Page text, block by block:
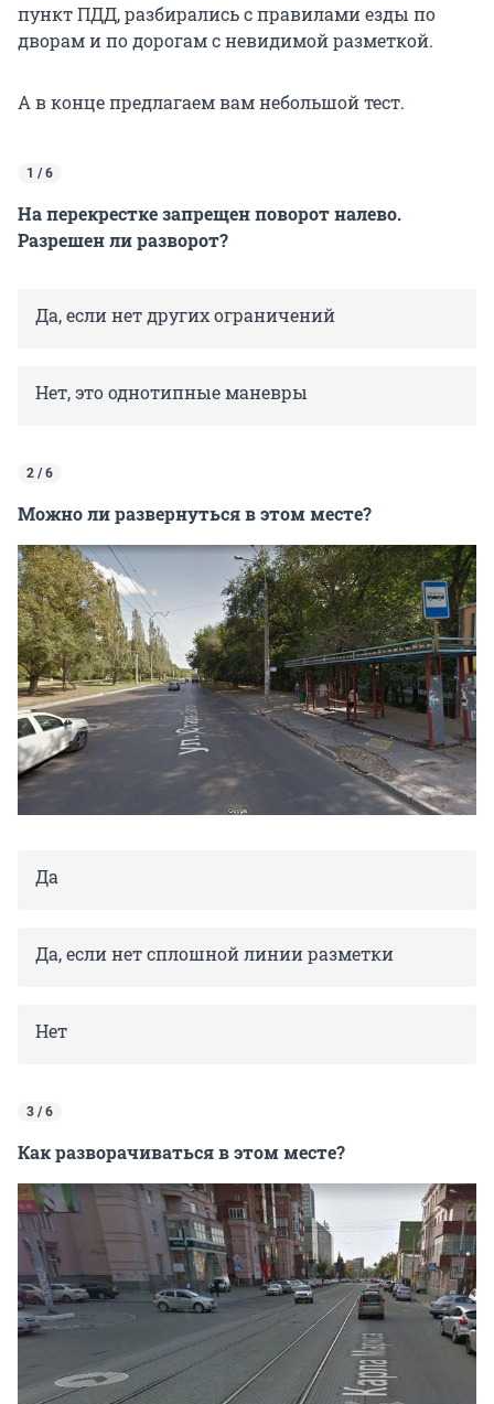
пункт ПДД, разбирались с правилами езды по
дворам и по дорогам с невидимой разметкой.
А в конце предлагаем вам небольшой тест.
1 / 6
На перекрестке запрещен поворот налево.
Разрешен ли разворот?
Да, если нет других ограничений
Нет, это однотипные маневры
2 / 6
Можно ли развернуться в этом месте?
Да
Да, если нет сплошной линии разметки
Нет
3 / 6
Как разворачиваться в этом месте?